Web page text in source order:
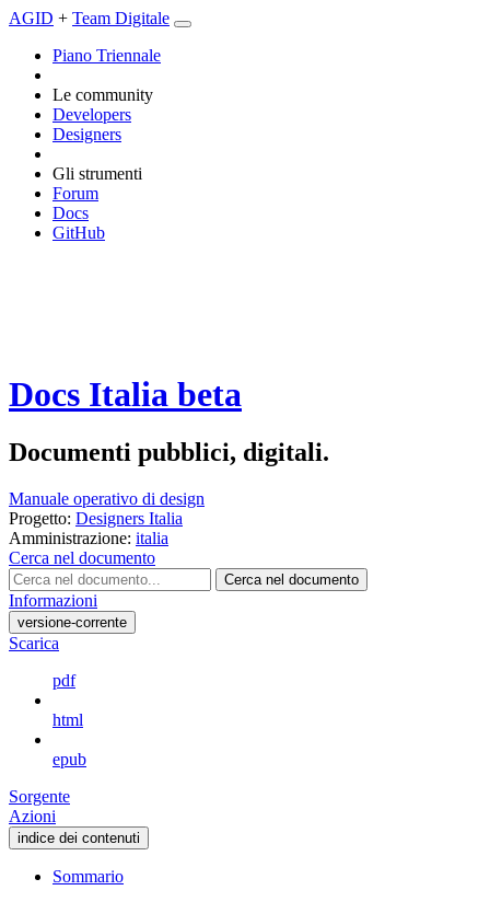
AGID + Team Digitale
Piano Triennale
Le community
Developers
Designers
Gli strumenti
Forum
Docs
GitHub
Docs Italia beta
Documenti pubblici, digitali.
Manuale operativo di design
Progetto: Designers Italia
Amministrazione: italia
Cerca nel documento
Cerca nel documento
Informazioni
versione-corrente
Scarica
pdf
html
epub
Sorgente
Azioni
indice dei contenuti
Sommario